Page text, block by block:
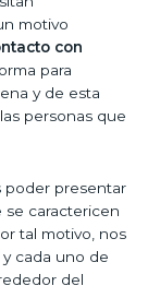
motivo
con
para
y de esta
personas que
poder presentar
se caractericen
tal motivo, nos
cada uno de
del